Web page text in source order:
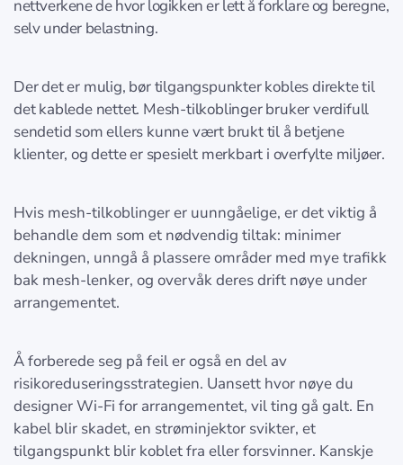
nettverkene de hvor logikken er lett å forklare og beregne,
selv under belastning.
Der det er mulig, bør tilgangspunkter kobles direkte til
det kablede nettet. Mesh-tilkoblinger bruker verdifull
sendetid som ellers kunne vært brukt til å betjene
klienter, og dette er spesielt merkbart i overfylte miljøer.
Hvis mesh-tilkoblinger er uunngåelige, er det viktig å
behandle dem som et nødvendig tiltak: minimer
dekningen, unngå å plassere områder med mye trafikk
bak mesh-lenker, og overvåk deres drift nøye under
arrangementet.
Å forberede seg på feil er også en del av
risikoreduseringsstrategien. Uansett hvor nøye du
designer Wi-Fi for arrangementet, vil ting gå galt. En
kabel blir skadet, en strøminjektor svikter, et
tilgangspunkt blir koblet fra eller forsvinner. Kanskje